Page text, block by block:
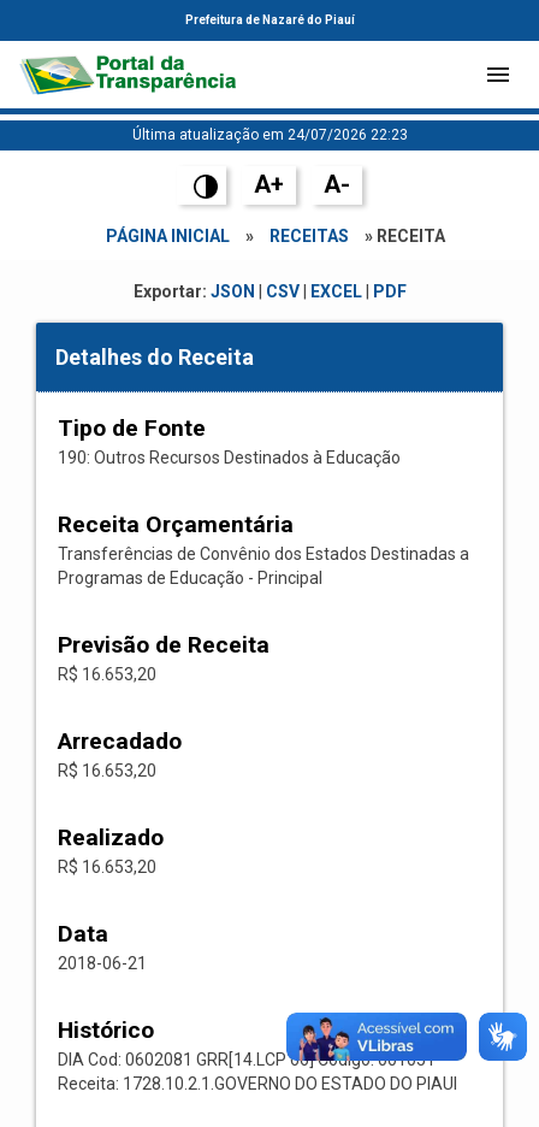
Prefeitura de Nazaré do Piauí
Última atualização em 24/07/2026 22:23
A+ A-
PÁGINA INICIAL » RECEITAS » RECEITA
Exportar: JSON CSV| EXCEL| PDF
Detalhes do Receita
Tipo de Fonte
190: Outros Recursos Destinados à Educação
Receita Orçamentária
Transferências de Convênio dos Estados Destinadas a
Programas de Educação - Principal
Previsão de Receita
R$ 16.653,20
Arrecadado
R$ 16.653,20
Realizado
R$ 16.653,20
Data
2018-06-21
Histórico
DIA Cod: 0602081 GRR[14.LCP 66] Codigo: 001051
Receita: 1728.10.2.1.GOVERNO DO ESTADO DO PIAUI